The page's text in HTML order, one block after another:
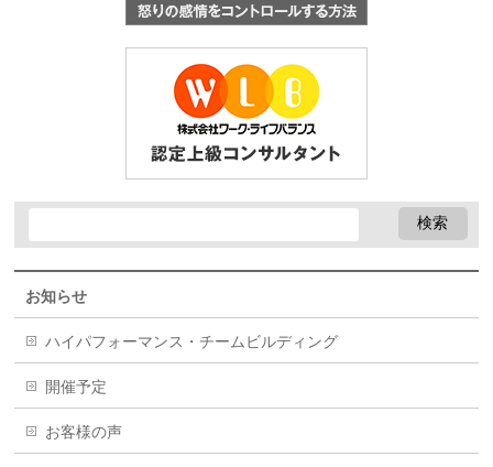
お知らせ
ハイパフォーマンス・チームビルディング
開催予定
お客様の声